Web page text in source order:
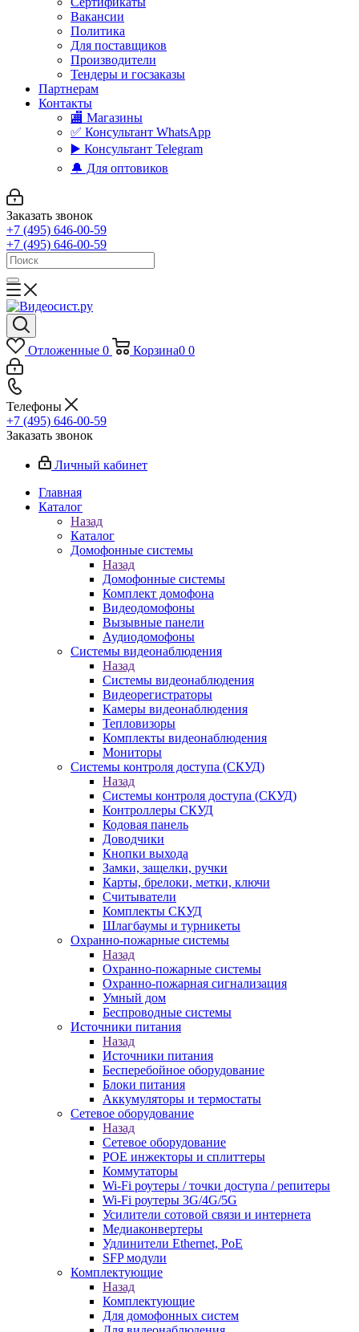
Вакансии
Политика
Для поставщиков
Производители
Тендеры и госзаказы
Партнерам
Контакты
🏬 Магазины
✅️ Консультант WhatsApp
▶️ Консультант Telegram
🔔 Для оптовиков
Заказать звонок
+7 (495) 646-00-59
+7 (495) 646-00-59
Отложенные 0 Корзина0 0
Телефоны
+7 (495) 646-00-59
Заказать звонок
Личный кабинет
Главная
Каталог
Назад
Каталог
Домофонные системы
Назад
Домофонные системы
Комплект домофона
Видеодомофоны
Вызывные панели
Аудиодомофоны
Системы видеонаблюдения
Назад
Системы видеонаблюдения
Видеорегистраторы
Камеры видеонаблюдения
Тепловизоры
Комплекты видеонаблюдения
Мониторы
Системы контроля доступа (СКУД)
Назад
Системы контроля доступа (СКУД)
Контроллеры СКУД
Кодовая панель
Доводчики
Кнопки выхода
Замки, защелки, ручки
Карты, брелоки, метки, ключи
Считыватели
Комплекты СКУД
Шлагбаумы и турникеты
Охранно-пожарные системы
Назад
Охранно-пожарные системы
Охранно-пожарная сигнализация
Умный дом
Беспроводные системы
Источники питания
Назад
Источники питания
Бесперебойное оборудование
Блоки питания
Аккумуляторы и термостаты
Сетевое оборудование
Назад
Сетевое оборудование
POE инжекторы и сплиттеры
Коммутаторы
Wi-Fi роутеры / точки доступа / репитеры
Wi-Fi роутеры 3G/4G/5G
Усилители сотовой связи и интернета
Медиаконвертеры
Удлинители Ethernet, PoE
SFP модули
Комплектующие
Назад
Комплектующие
Для домофонных систем